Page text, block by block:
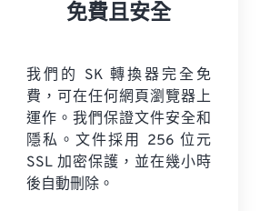
免費且安全
我們的 SK 轉換器完全免
費，可在任何網頁瀏覽器上
運作。我們保證文件安全和
隱私。文件採用 256 位元
SSL 加密保護，並在幾小時
後自動刪除。